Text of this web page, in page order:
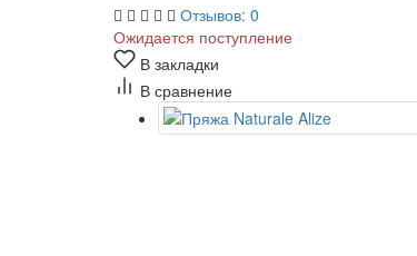
Отзывов: 0
Ожидается поступление
В закладки
В сравнение